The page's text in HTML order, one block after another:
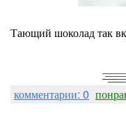
Тающий шоколад так
комментарии: 0